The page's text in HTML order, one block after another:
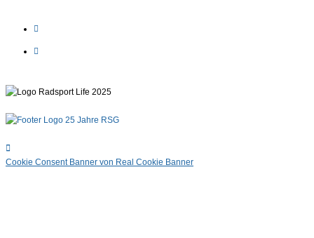
Cookie Consent Banner von Real Cookie Banner